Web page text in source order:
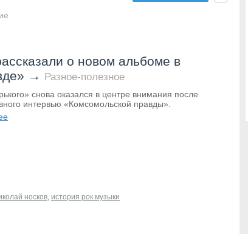
о новом альбоме в
→ Разное-полезное
снова оказался в центре внимания после
интервью «Комсомольской правды».
носков, история рок музыки